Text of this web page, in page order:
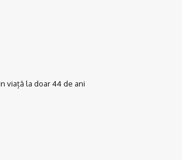
viață la doar 44 de ani